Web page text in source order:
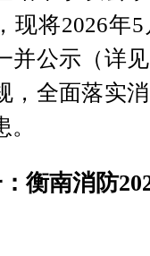
现将2026年
并公示（详
，全面落实
衡南消防